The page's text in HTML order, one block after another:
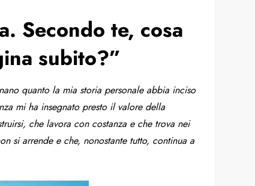
Secondo te, cosa
subito?”
quanto la mia storia personale abbia inciso
mi ha insegnato presto il valore della
che lavora con costanza e che trova nei
si arrende e che, nonostante tutto, continua a